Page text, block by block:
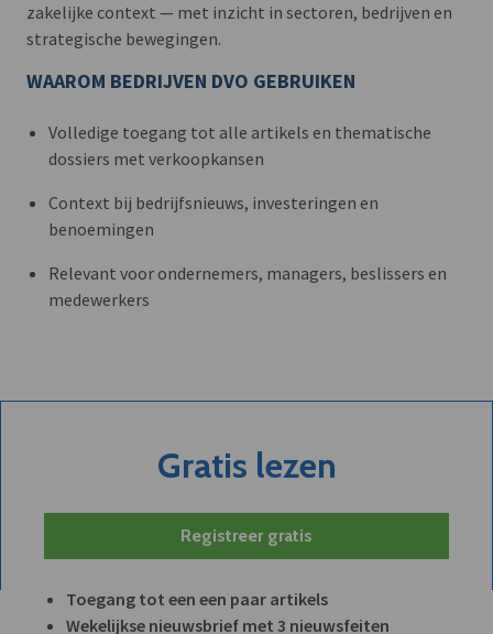
zakelijke context — met inzicht in sectoren, bedrijven en
strategische bewegingen.
WAAROM BEDRIJVEN DVO GEBRUIKEN
Volledige toegang tot alle artikels en thematische
dossiers met verkoopkansen
Context bij bedrijfsnieuws, investeringen en
benoemingen
Relevant voor ondernemers, managers, beslissers en
medewerkers
Gratis lezen
Registreer gratis
Toegang tot een een paar artikels
Wekelijkse nieuwsbrief met 3 nieuwsfeiten